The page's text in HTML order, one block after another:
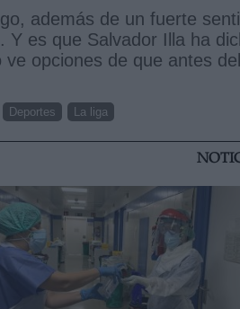
además de un fuerte
Y es que Salvador Illa ha
ve opciones de que antes
Deportes La liga